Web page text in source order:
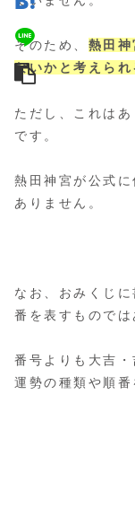
そのため、 熱田
ないかと考えられ
ただし、これは
です。
熱田神宮が公式
ありません。
なお、おみくじ
番を表すものでは
番号よりも大吉
運勢の種類や順番